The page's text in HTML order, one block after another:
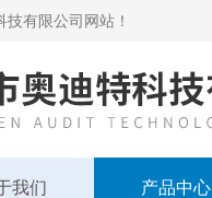
有限公司网站！
我们 产品中心